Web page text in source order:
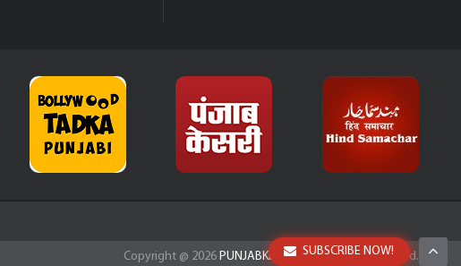
Copyright @ 2026 PUNJABKESARI.INAll Rights Reserved.
SUBSCRIBE NOW!